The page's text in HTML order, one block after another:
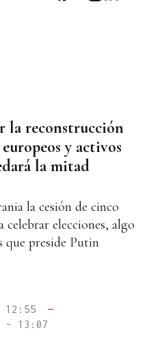
la reconstrucción
y activos
la mitad
la cesión de cinco
celebrar elecciones, algo
que preside Putin
12:55
—
- 13:07